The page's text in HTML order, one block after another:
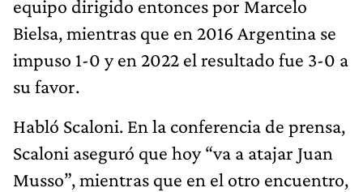
equipo dirigido entonces por Marcelo
Bielsa, mientras que en 2016 Argentina se
impuso 1-0 y en 2022 el resultado fue 3-0 a
su favor.
Habló Scaloni. En la conferencia de prensa,
Scaloni aseguró que hoy “va a atajar Juan
Musso”, mientras que en el otro encuentro,